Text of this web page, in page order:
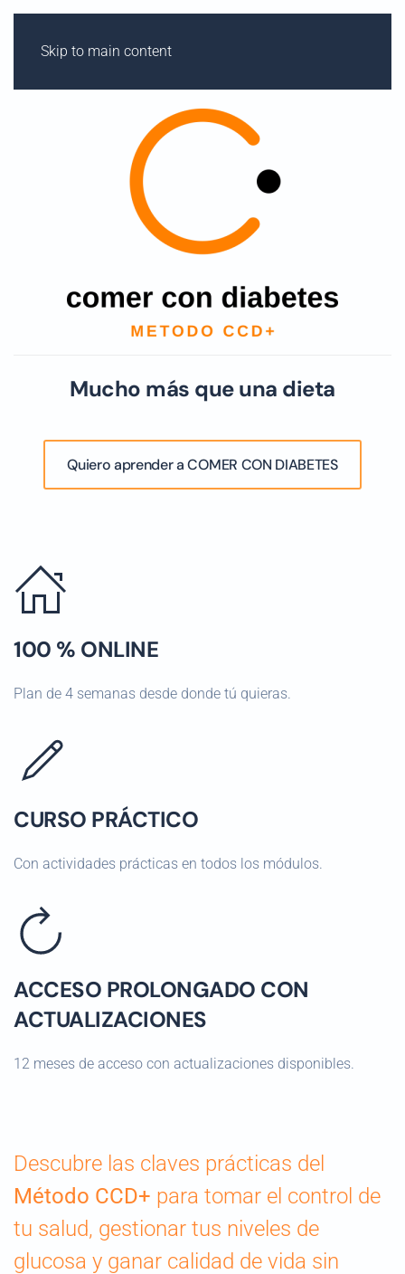
Skip to main content
Mucho más que una dieta
Quiero aprender a COMER CON DIABETES
100 % ONLINE
Plan de 4 semanas desde donde tú quieras.
CURSO PRÁCTICO
Con actividades prácticas en todos los módulos.
ACCESO PROLONGADO CON
ACTUALIZACIONES
12 meses de acceso con actualizaciones disponibles.
Descubre las claves prácticas del
Método CCD+ para tomar el control de
tu salud, gestionar tus niveles de
glucosa y ganar calidad de vida sin